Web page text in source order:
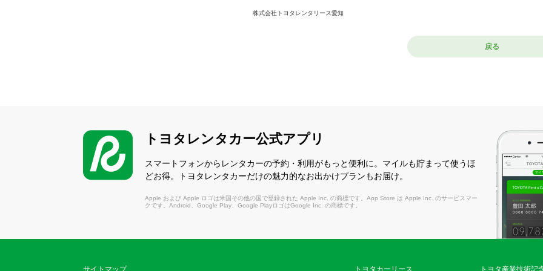
株式会社トヨタレンタリース愛知
戻る
トヨタレンタカー公式アプリ
スマートフォンからレンタカーの予約・利用がもっと便利に。マイルも貯まって使うほ
どお得。トヨタレンタカーだけの魅力的なお出かけプランもお届け。
Apple および Apple ロゴは米国その他の国で登録された Apple Inc. の商標です。App Store は Apple Inc. のサービスマー
クです。Android、Google Play、Google PlayロゴはGoogle Inc. の商標です。
サイトマップ トヨタカーリース トヨタ産業技術記